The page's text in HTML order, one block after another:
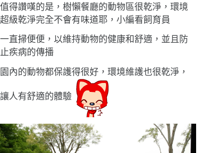
值得讚嘆的是，樹懶餐廳的動物區很乾淨，環境
超級乾淨完全不會有味道耶，小編看飼育員
一直掃便便，以維持動物的健康和舒適，並且防
止疾病的傳播
園內的動物都保護得很好，環境維護也很乾淨，
讓人有舒適的體驗